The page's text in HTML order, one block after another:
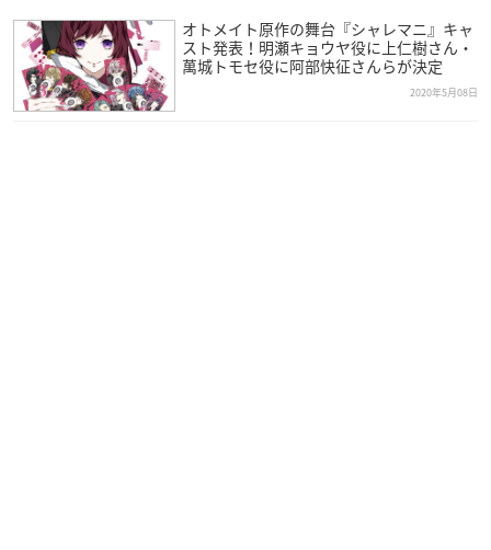
オトメイト原作の舞台『シャレマニ』キャ
スト発表！明瀬キョウヤ役に上仁樹さん・
萬城トモセ役に阿部快征さんらが決定
2020年5月08日